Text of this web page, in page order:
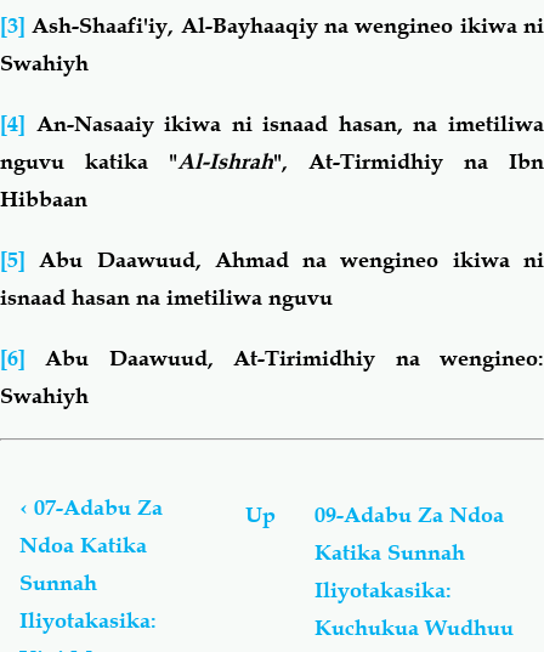
[3] Ash-Shaafi'iy, Al-Bayhaaqiy na wengineo ikiwa ni
Swahiyh
[4] An-Nasaaiy ikiwa ni isnaad hasan, na imetiliwa
nguvu katika "Al-Ishrah", At-Tirmidhiy na Ibn
Hibbaan
[5] Abu Daawuud, Ahmad na wengineo ikiwa ni
isnaad hasan na imetiliwa nguvu
[6]
Abu Daawuud, At-Tirimidhiy na wengineo:
Swahiyh
links
for
Adabu
Za
Ndoa
Katika
‹ 07-Adabu Za
Ndoa Katika
Sunnah
Iliyotakasika:
Up
09-Adabu Za Ndoa
Katika Sunnah
Iliyotakasika:
Kuchukua Wudhuu